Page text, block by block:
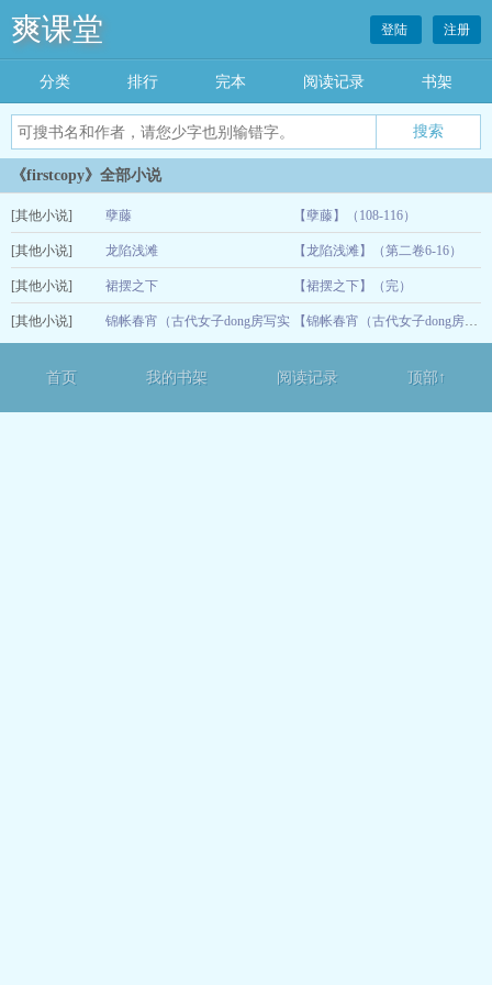
爽课堂 登陆 注册
分类 排行 完本 阅读记录 书架
《firstcopy》全部小说
[其他小说] 孽藤 【孽藤】（108-116）
05-20
[其他小说] 龙陷浅滩 【龙陷浅滩】（第二卷6-16）
[其他小说] 裙摆之下 【裙摆之下】（完）
05-20
[其他小说] 锦帐春宵（古代女子dong房写实 【锦帐春宵（古代女子dong房写实录）】（7-12完）
首页 我的书架 阅读记录 顶部↑